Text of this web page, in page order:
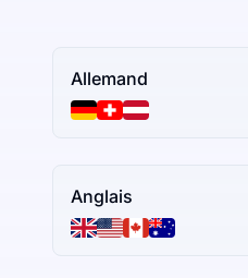
Allemand
Anglais